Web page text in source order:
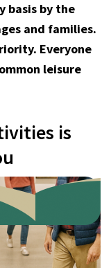
basis by the
and families.
Everyone
leisure
is